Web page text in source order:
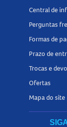
Central de
Perguntas
Formas de
Prazo de
Trocas e
Ofertas
Mapa do site